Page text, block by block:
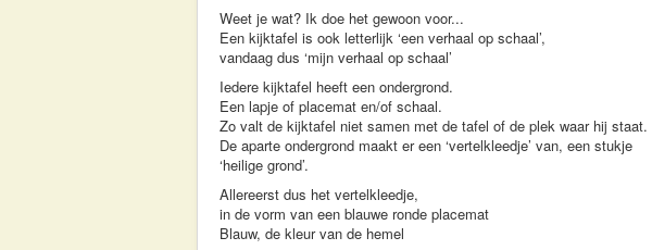
Weet je wat? Ik doe het gewoon voor...
Een kijktafel is ook letterlijk ‘een verhaal op schaal’,
vandaag dus ‘mijn verhaal op schaal’
Iedere kijktafel heeft een ondergrond.
Een lapje of placemat en/of schaal.
Zo valt de kijktafel niet samen met de tafel of de plek waar hij staat.
De aparte ondergrond maakt er een ‘vertelkleedje’ van, een stukje
‘heilige grond’.
Allereerst dus het vertelkleedje,
in de vorm van een blauwe ronde placemat
Blauw, de kleur van de hemel